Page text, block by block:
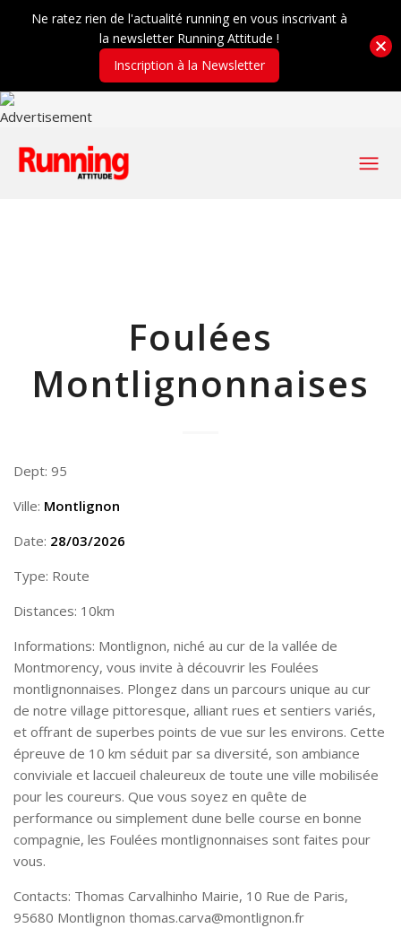
Foulées
Montlignonnaises
Dept: 95
Ville: Montlignon
Date: 28/03/2026
Type: Route
Distances: 10km
Informations: Montlignon, niché au cur de la vallée de
Montmorency, vous invite à découvrir les Foulées
montlignonnaises. Plongez dans un parcours unique au cur
de notre village pittoresque, alliant rues et sentiers variés,
et offrant de superbes points de vue sur les environs. Cette
épreuve de 10 km séduit par sa diversité, son ambiance
conviviale et laccueil chaleureux de toute une ville mobilisée
pour les coureurs. Que vous soyez en quête de
performance ou simplement dune belle course en bonne
compagnie, les Foulées montlignonnaises sont faites pour
vous.
Contacts: Thomas Carvalhinho Mairie, 10 Rue de Paris,
95680 Montlignon thomas.carva@montlignon.fr
Ne ratez rien de l'actualité running en vous inscrivant à
la newsletter Running Attitude !
Inscription à la Newsletter